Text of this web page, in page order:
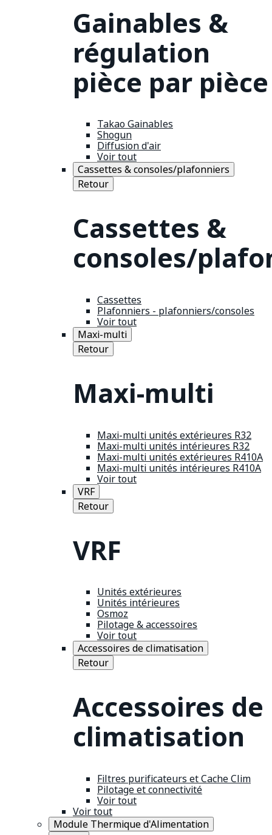
Gainables &
régulation
pièce par pièce
Takao Gainables
Shogun
Diffusion d'air
Voir tout
Cassettes & consoles/plafonniers
Retour
Cassettes &
consoles/
Cassettes
Plafonniers - plafonniers/consoles
Voir tout
Maxi-multi
Retour
Maxi-multi
Maxi-multi unités extérieures R32
Maxi-multi unités intérieures R32
Maxi-multi unités extérieures R410A
Maxi-multi unités intérieures R410A
Voir tout
VRF
Retour
VRF
Unités extérieures
Unités intérieures
Osmoz
Pilotage & accessoires
Voir tout
Accessoires de climatisation
Retour
Accessoires de
climatisation
Filtres purificateurs et Cache Clim
Pilotage et connectivité
Voir tout
Voir tout
Module Thermique d'Alimentation